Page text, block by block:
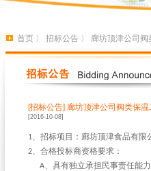
首页 〉 招标公告 〉 廊坊顶津公司
[招标公告] 廊坊顶津公司阀类保
[2016-10-08]
1、招标项目：廊坊顶津食品有限
2、合格投标商资格要求：
A、具有独立承担民事责任能